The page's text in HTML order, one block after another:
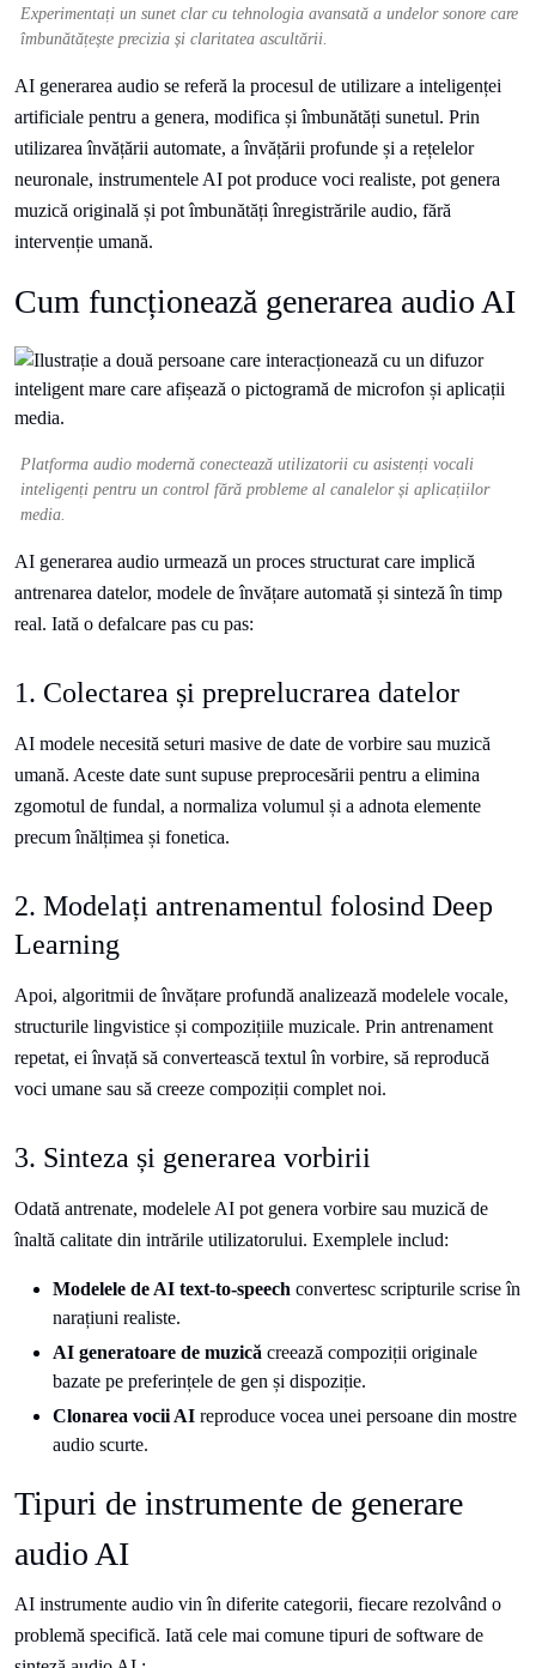
Experimentați un sunet clar cu tehnologia avansată a undelor sonore care
îmbunătățește precizia și claritatea ascultării.
AI generarea audio se referă la procesul de utilizare a inteligenței
artificiale pentru a genera, modifica și îmbunătăți sunetul. Prin
utilizarea învățării automate, a învățării profunde și a rețelelor
neuronale, instrumentele AI pot produce voci realiste, pot genera
muzică originală și pot îmbunătăți înregistrările audio, fără
intervenție umană.
Cum funcționează generarea audio AI
Platforma audio modernă conectează utilizatorii cu asistenți vocali
inteligenți pentru un control fără probleme al canalelor și aplicațiilor
media.
AI generarea audio urmează un proces structurat care implică
antrenarea datelor, modele de învățare automată și sinteză în timp
real. Iată o defalcare pas cu pas:
1. Colectarea și preprelucrarea datelor
AI modele necesită seturi masive de date de vorbire sau muzică
umană. Aceste date sunt supuse preprocesării pentru a elimina
zgomotul de fundal, a normaliza volumul și a adnota elemente
precum înălțimea și fonetica.
2. Modelați antrenamentul folosind Deep
Learning
Apoi, algoritmii de învățare profundă analizează modelele vocale,
structurile lingvistice și compozițiile muzicale. Prin antrenament
repetat, ei învață să convertească textul în vorbire, să reproducă
voci umane sau să creeze compoziții complet noi.
3. Sinteza și generarea vorbirii
Odată antrenate, modelele AI pot genera vorbire sau muzică de
înaltă calitate din intrările utilizatorului. Exemplele includ:
Modelele de AI text-to-speech convertesc scripturile scrise în
narațiuni realiste.
AI generatoare de muzică creează compoziții originale
bazate pe preferințele de gen și dispoziție.
Clonarea vocii AI reproduce vocea unei persoane din mostre
audio scurte.
Tipuri de instrumente de generare
audio AI
AI instrumente audio vin în diferite categorii, fiecare rezolvând o
problemă specifică. Iată cele mai comune tipuri de software de